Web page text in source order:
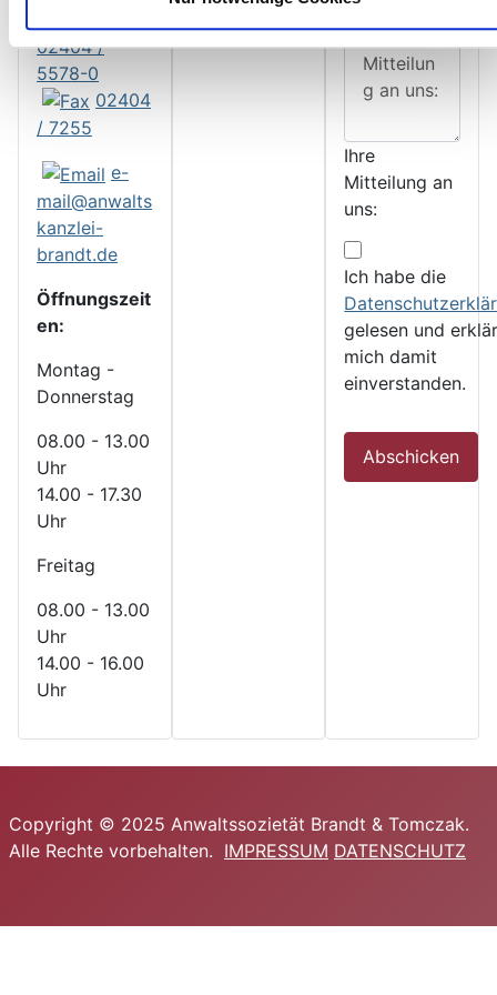
02404 /
5578-0
02404
/ 7255
e-
mail@anwalts
kanzlei-
brandt.de
Öffnungszeit
en:
Montag -
Donnerstag
08.00 - 13.00
Uhr
14.00 - 17.30
Uhr
Freitag
08.00 - 13.00
Uhr
14.00 - 16.00
Uhr
Ihre
Mitteilung an
uns:
Terms and
Ich habe die
gelesen und
mich damit
einverstanden.
Abschicken
Copyright © 2025 Anwaltssozietät Brandt & Tomczak.
Alle Rechte vorbehalten. IMPRESSUM DATENSCHUTZ